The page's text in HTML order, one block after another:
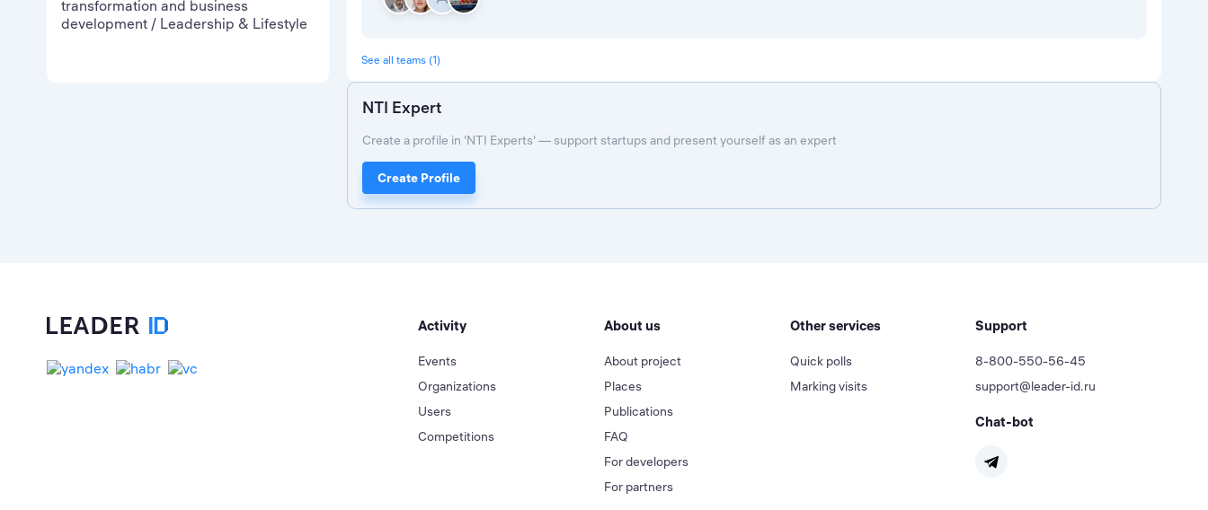
transformation and business
development / Leadership & Lifestyle
See all teams (1)
NTI Expert
Create a profile in 'NTI Experts' — support startups and present yourself as an expert
Create Profile
Activity
Events
Organizations
Users
Competitions
About us
About project
Places
Publications
FAQ
For developers
For partners
Other services
Quick polls
Marking visits
Support
8-800-550-56-45
support@leader-id.ru
Chat-bot